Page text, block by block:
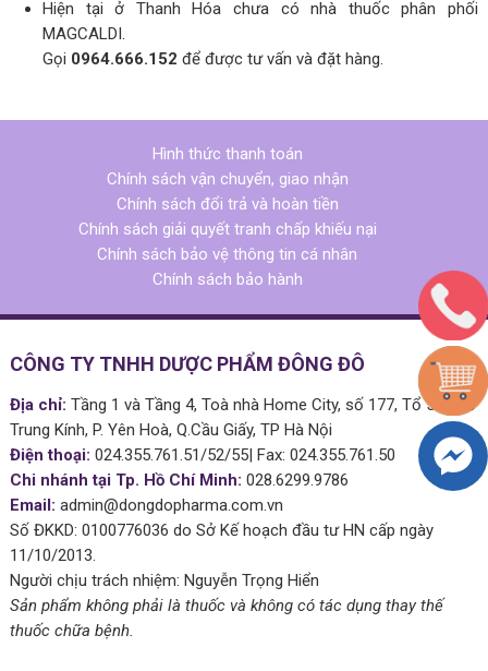
Hiện tại ở Thanh Hóa chưa có nhà thuốc phân phối
MAGCALDI.
Gọi 0964.666.152 để được tư vấn và đặt hàng.
Hình thức thanh toán
Chính sách vận chuyển, giao nhận
Chính sách đổi trả và hoàn tiền
Chính sách giải quyết tranh chấp khiếu nại
Chính sách bảo vệ thông tin cá nhân
Chính sách bảo hành
CÔNG TY TNHH DƯỢC PHẨM ĐÔNG ĐÔ
Địa chỉ: Tầng 1 và Tầng 4, Toà nhà Home City, số 177, Tổ 51 Phố
Trung Kính, P. Yên Hoà, Q.Cầu Giấy, TP Hà Nội
Điện thoại: 024.355.761.51/52/55| Fax: 024.355.761.50
Chi nhánh tại Tp. Hồ Chí Minh: 028.6299.9786
Email: admin@dongdopharma.com.vn
Số ĐKKD: 0100776036 do Sở Kế hoạch đầu tư HN cấp ngày
11/10/2013.
Người chịu trách nhiệm: Nguyễn Trọng Hiển
Sản phẩm không phải là thuốc và không có tác dụng thay thế
thuốc chữa bệnh.